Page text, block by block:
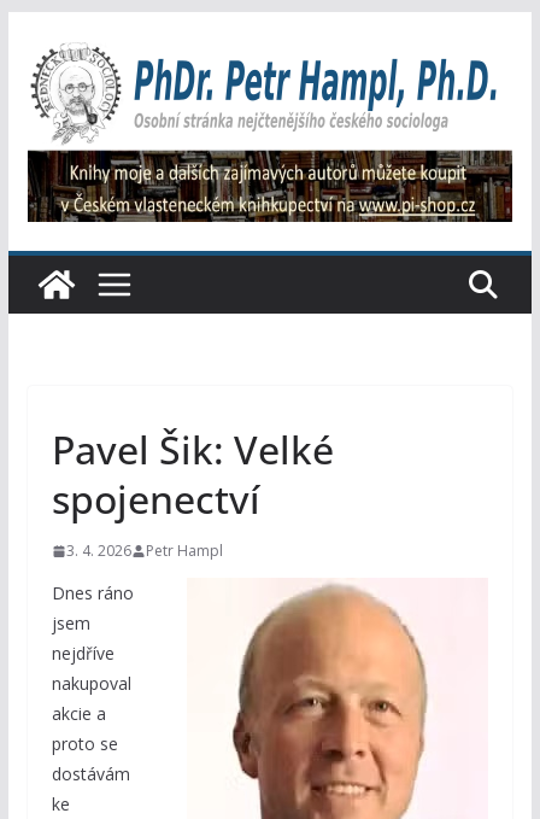
obsah
Pavel Šik: Velké
spojenectví
3. 4. 2026 Petr Hampl
Dnes ráno
jsem
nejdříve
nakupoval
akcie a
proto se
dostávám
ke